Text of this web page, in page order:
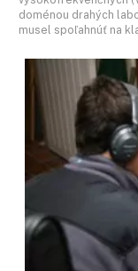
doménou drahých
musel spoľahnúť na